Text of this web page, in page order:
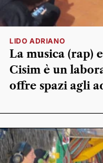
LIDO ADRIANO
La musica (rap)
Cisim è un
offre spazi agli